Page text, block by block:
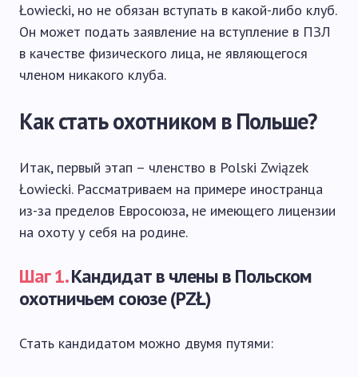
Łowiecki, но не обязан вступать в какой-либо клуб.
Он может подать заявление на вступление в ПЗЛ
в качестве физического лица, не являющегося
членом никакого клуба.
Как стать охотником в Польше?
Итак, первый этап – членство в Polski Związek
Łowiecki. Рассматриваем на примере иностранца
из-за пределов Евросоюза, не имеющего лицензии
на охоту у себя на родине.
Шаг 1.Кандидат в члены в Польском
охотничьем союзе (PZŁ)
Стать кандидатом можно двумя путями: